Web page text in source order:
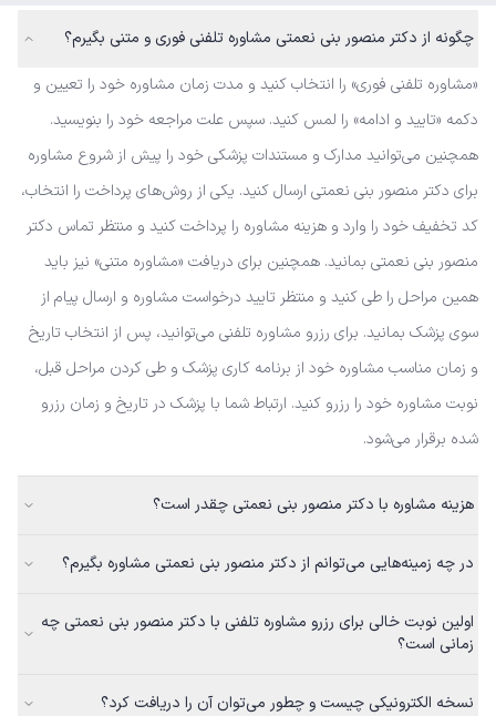
چگونه از دکتر منصور بنی نعمتی مشاوره تلفنی فوری و متنی بگیرم؟
«مشاوره تلفنی فوری» را انتخاب کنید و مدت زمان مشاوره خود را تعیین و
دکمه «تایید و ادامه» را لمس کنید. سپس علت مراجعه خود را بنویسید.
همچنین می‌توانید مدارک و مستندات پزشکی خود را پیش از شروع مشاوره
برای دکتر منصور بنی نعمتی ارسال کنید. یکی از روش‌های پرداخت را انتخاب،
کد تخفیف خود را وارد و هزینه مشاوره را پرداخت کنید و منتظر تماس دکتر
منصور بنی نعمتی بمانید. همچنین برای دریافت «مشاوره متنی» نیز باید
همین مراحل را طی کنید و منتظر تایید درخواست مشاوره و ارسال پیام از
سوی پزشک بمانید. برای رزرو مشاوره تلفنی می‌توانید، پس از انتخاب تاریخ
و زمان مناسب مشاوره خود از برنامه کاری پزشک و طی کردن مراحل قبل،
نوبت مشاوره خود را رزرو کنید. ارتباط شما با پزشک در تاریخ و زمان رزرو
شده برقرار می‌شود.
هزینه مشاوره با دکتر منصور بنی نعمتی چقدر است؟
در چه زمینه‌هایی می‌توانم از دکتر منصور بنی نعمتی مشاوره بگیرم؟
اولین نوبت خالی برای رزرو مشاوره تلفنی با دکتر منصور بنی نعمتی چه
زمانی است؟
نسخه الکترونیکی چیست و چطور می‌توان آن را دریافت کرد؟